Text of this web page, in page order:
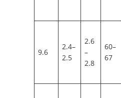
9.6
2.4–
2.5
2.6
–
2.8
60–
67